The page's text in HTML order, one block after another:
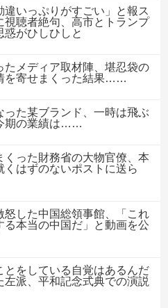
違いっぷりがすごい」と報ス
視聴者絶句、高市とトランプ
惑がひしひしと
たメディア取材陣、堪忍袋の
を寄せまくった結果……
た某ブランド、一時は飛ぶ
期の業績は……
った財務省の大物官僚、本
はずのないポストに送ら
した中国総領事館、「これ
る本当の中国だ」と動画を公
とをしている自覚はあるんだ
派、平和記念式典での演説